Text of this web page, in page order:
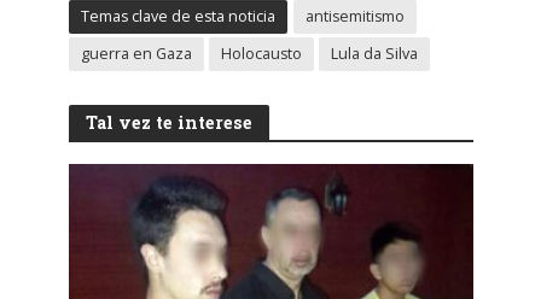
Temas clave de esta noticia
antisemitismo
guerra en Gaza
Holocausto Lula da Silva
Tal vez te interese